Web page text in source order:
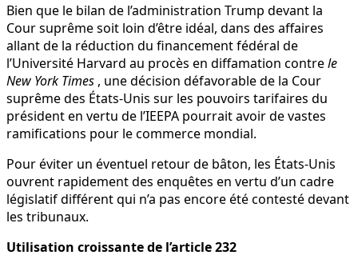
Bien que le bilan de l’administration Trump devant la
Cour suprême soit loin d’être idéal, dans des affaires
allant de la réduction du financement fédéral de
l’Université Harvard au procès en diffamation contrele
New York Times , une décision défavorable de la Cour
suprême des États-Unis sur les pouvoirs tarifaires du
président en vertu de l’IEEPA pourrait avoir de vastes
ramifications pour le commerce mondial.
Pour éviter un éventuel retour de bâton, les États-Unis
ouvrent rapidement des enquêtes en vertu d’un cadre
législatif différent qui n’a pas encore été contesté devant
les tribunaux.
Utilisation croissante de l’article 232